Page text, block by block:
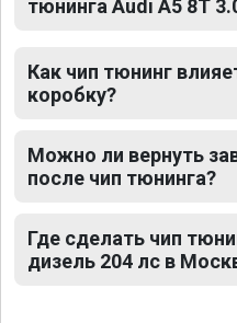
тюнинга Audi A5 8T
Как чип тюнинг
коробку?
Можно ли вернуть
после чип тюнинга?
Где сделать чип
дизель 204 лс в